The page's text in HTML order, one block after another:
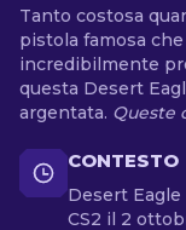
Tanto costosa
pistola famosa
incredibilmente
questa Desert
argentata. Queste
CONTESTO
Desert
CS2 il 2